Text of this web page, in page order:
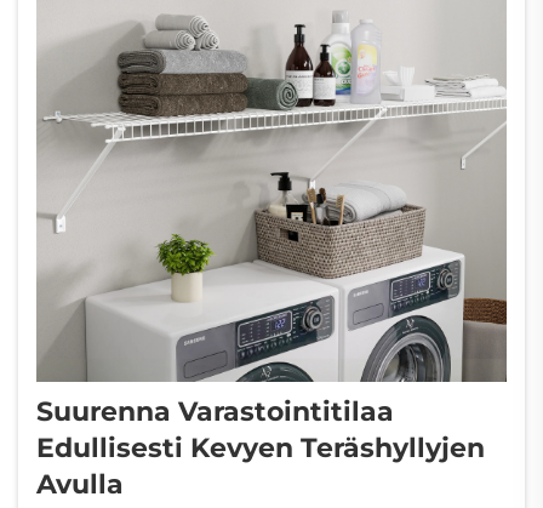
Suurenna Varastointitilaa
Edullisesti Kevyen Teräshyllyjen
Avulla